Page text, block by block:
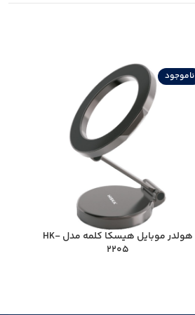
ناموجود
هولدر موبایل هیسکا کلمه مدل HK-
2205